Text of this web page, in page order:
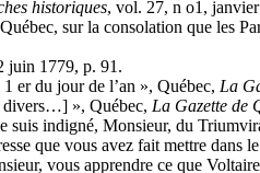
historiques, vol. 27, n o1,
sur la consolation que les
juin 1779, p. 91.
er du jour de l’an », Québec, La
divers…] », Québec, La Gazette de
indigné, Monsieur, du
que vous avez fait mettre dans
vous apprendre ce que